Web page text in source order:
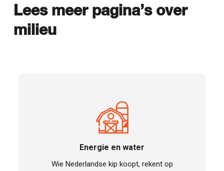
Lees meer pagina’s over
milieu
Energie en water
Wie Nederlandse kip koopt, rekent op